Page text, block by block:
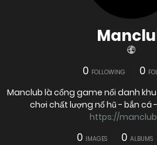
0 FOLLOWING 0
Manclub là cổng game nổi danh
https://
0 IMAGES 0 ALBUMS